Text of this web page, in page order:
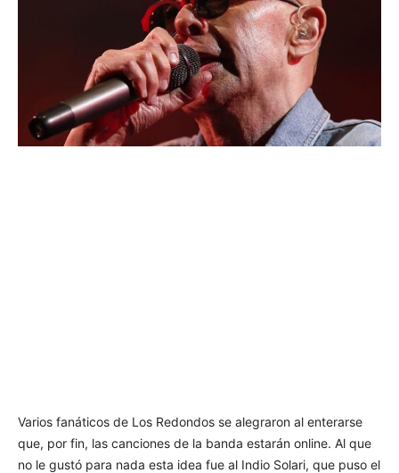
Varios fanáticos de Los Redondos se alegraron al enterarse
que, por fin, las canciones de la banda estarán online. Al que
no le gustó para nada esta idea fue al Indio Solari, que puso el